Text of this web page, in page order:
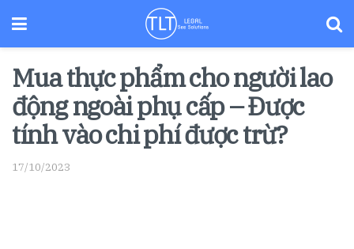
Mua thực phẩm cho người lao
động ngoài phụ cấp – Được
tính vào chi phí được trừ?
17/10/2023